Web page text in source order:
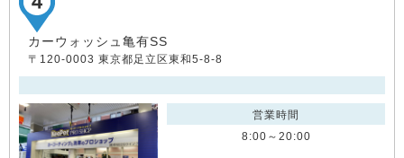
カーウォッシュ亀有SS
〒120-0003 東京都足立区東和5-8-8
営業時間
8:00～20:00